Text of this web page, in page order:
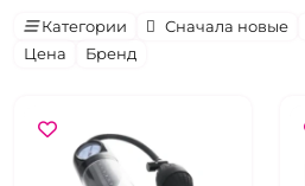
Категории Сначала новые
Цена
Бренд